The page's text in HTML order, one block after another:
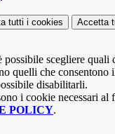
tutti i cookies Accetta
possibile scegliere quali
quelli che consentono
disabilitarli.
i cookie necessari al
POLICY.